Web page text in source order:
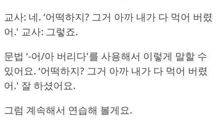
교사: 네. ‘어떡하지? 그거 아까 내가 다 먹어 버렸
어.' 교사: 그렇죠.
문법 ‘-어/아 버리다'를 사용해서 이렇게 말할 수
있어요. ‘어떡하지? 그거 아까 내가 다 먹어 버렸
어.' 잘 하셨어요.
그럼 계속해서 연습해 볼게요.